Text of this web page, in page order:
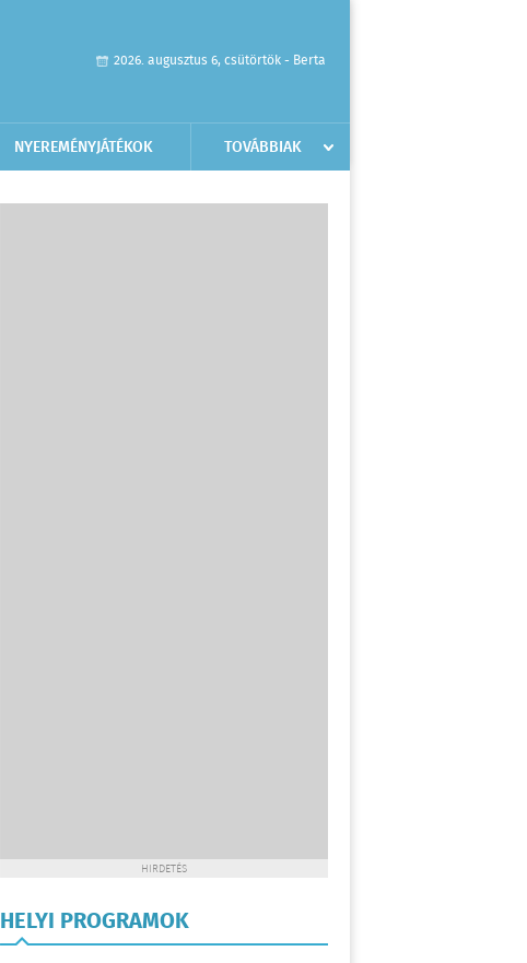
2026. augusztus 6, csütörtök - Berta
NYEREMÉNYJÁTÉKOK TOVÁBBIAK
HIRDETÉS
HELYI PROGRAMOK